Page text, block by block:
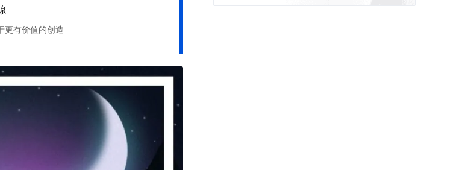
更有价值的创造